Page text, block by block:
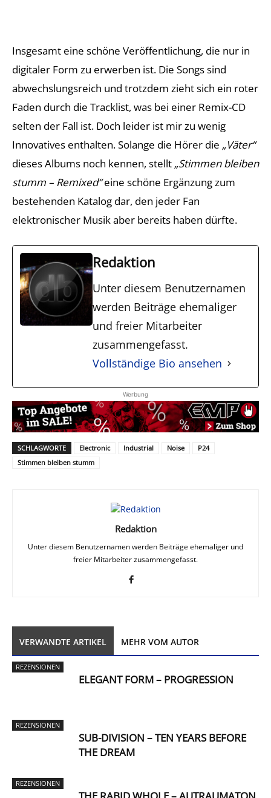
Insgesamt eine schöne Veröffentlichung, die nur in
digitaler Form zu erwerben ist. Die Songs sind
abwechslungsreich und trotzdem zieht sich ein roter
Faden durch die Tracklist, was bei einer Remix-CD
selten der Fall ist. Doch leider ist mir zu wenig
Innovatives enthalten. Solange die Hörer die „Väter“
dieses Albums noch kennen, stellt „Stimmen bleiben
stumm – Remixed“eine schöne Ergänzung zum
bestehenden Katalog dar, den jeder Fan
elektronischer Musik aber bereits haben dürfte.
Redaktion
Unter diesem Benutzernamen
werden Beiträge ehemaliger
und freier Mitarbeiter
zusammengefasst.
Vollständige Bio ansehen
Werbung
SCHLAGWORTE Electronic Industrial Noise
P24
Stimmen bleiben stumm
Redaktion
Unter diesem Benutzernamen werden Beiträge ehemaliger und
freier Mitarbeiter zusammengefasst.
VERWANDTE ARTIKEL MEHR VOM AUTOR
REZENSIONEN
ELEGANT FORM – PROGRESSION
REZENSIONEN
SUB-DIVISION – TEN YEARS BEFORE
THE DREAM
REZENSIONEN